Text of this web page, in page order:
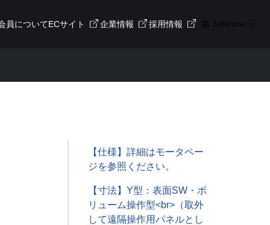
員についてECサイト 企業情報 採用情報 Japanese
【仕様】詳細はモータペー
ジを参照ください。
【寸法】Y型：表面SW・ボ
リューム操作型<br>（取外
して遠隔操作用パネルとし